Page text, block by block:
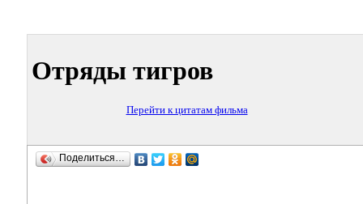
Отряды тигров
Перейти к цитатам фильма
Поделиться…